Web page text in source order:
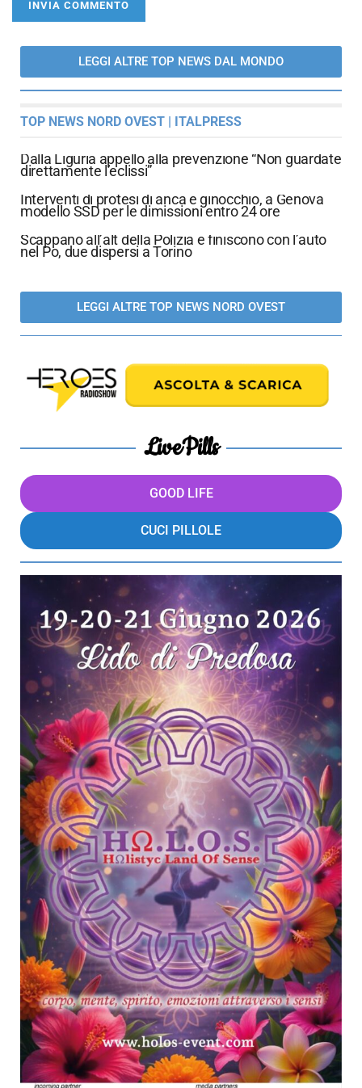
LEGGI ALTRE TOP NEWS DAL MONDO
TOP NEWS NORD OVEST | ITALPRESS
Dalla Liguria appello alla prevenzione “Non guardate
direttamente l’eclissi”
Interventi di protesi di anca e ginocchio, a Genova
modello SSD per le dimissioni entro 24 ore
Scappano all’alt della Polizia e finiscono con l’auto
nel Po, due dispersi a Torino
LEGGI ALTRE TOP NEWS NORD OVEST
LivePills
GOOD LIFE
CUCI PILLOLE